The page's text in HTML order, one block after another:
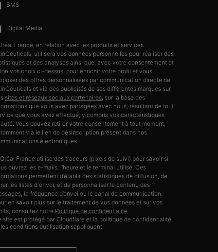
SMS
Digital Media
France, en relation avec les produits et services
utilisera vos données personnelles pour réaliser des
et des analyses ainsi que, avec votre consentement et
vos choix ci-dessus, pour enrichir votre profil et vous
des offres personnalisées par communication directe de
et via des publicités de ses différentes marques sur
sites et réseaux sociaux partenaires, sur la base des
que vous avez partagées avec nous, résultant de tout
que vous avez effectué, y compris vos caractéristiques
Vous pouvez retirer votre consentement à tout moment,
via le lien de désinscription présent dans nos
électroniques.
France utilise des traceurs (pixels de suivi) pour savoir si
ouvrez les e-mails, l’heure et le terminal utilisé. Ces
permettent d’établir des statistiques de diffusion, de
les listes d'envoi, et de personnaliser le contenu des
la fréquence d’envoi ou le canal de communication.
en savoir plus sur le traitement de vos données et sur vos
consultez notre Politique de confidentialité.
site est protégé par Cloudflare et la politique de confidentialité
conditions dutilisation sappliquent.